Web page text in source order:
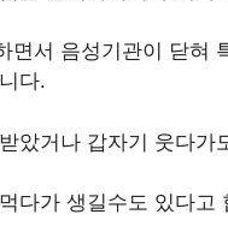
면서 음성기관이 닫혀
다.
았거나 갑자기 웃다가
다가 생길수도 있다고